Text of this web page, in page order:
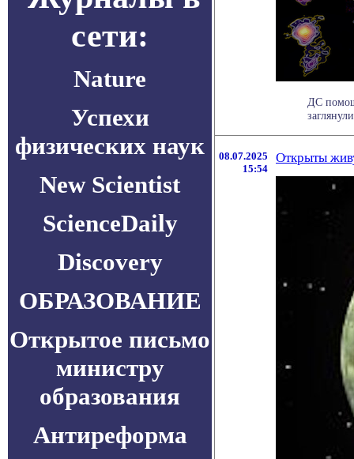
сети:
Nature
Успехи
физических наук
New Scientist
ScienceDaily
Discovery
ОБРАЗОВАНИЕ
Открытое письмо
министру
образования
Антиреформа
ДС
08.07.2025
15:54
Открыты